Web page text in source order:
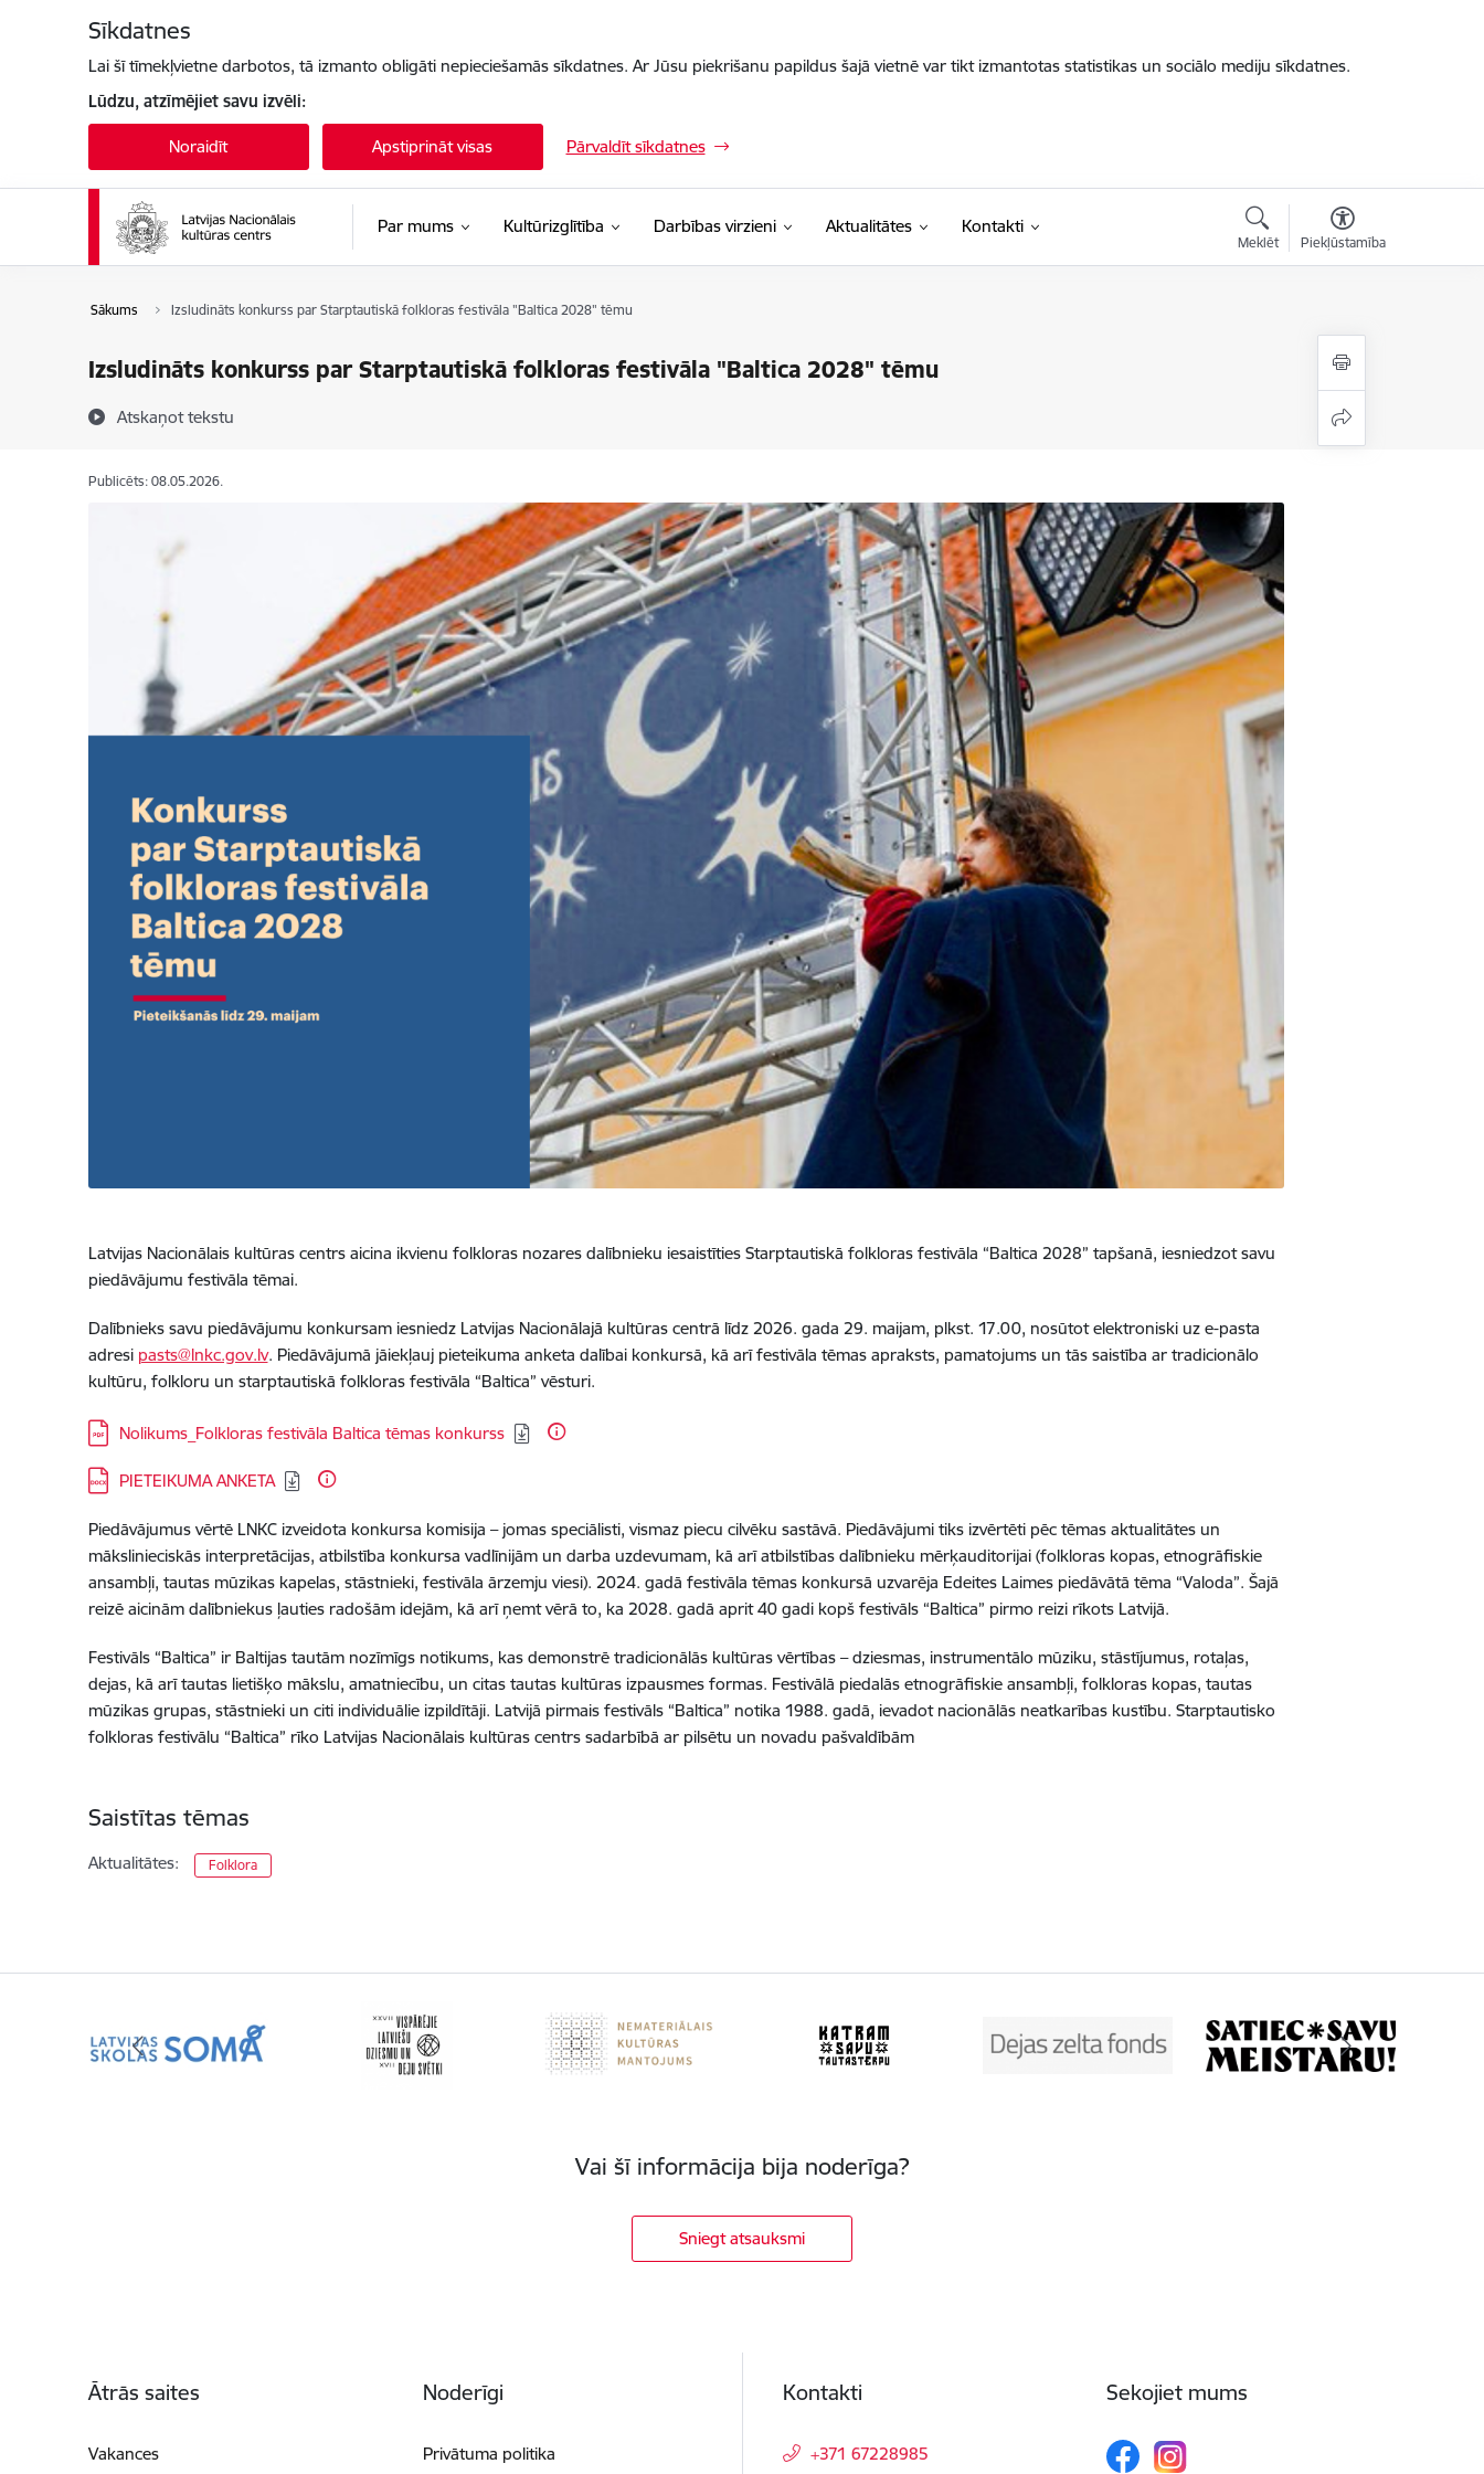
Sīkdatnes
Lai šī tīmekļvietne darbotos, tā izmanto obligāti nepieciešamās sīkdatnes. Ar Jūsu piekrišanu papildus šajā vietnē var tikt izmantotas statistikas un sociālo mediju sīkdatnes.
Lūdzu, atzīmējiet savu izvēli:
Noraidīt Apstiprināt visas Pārvaldīt sīkdatnes
Par mums Kultūrizglītība Darbības virzieni Aktualitātes Kontakti
Meklēt Piekļūstamība
Sākums Izsludināts konkurss par Starptautiskā folkloras festivāla "Baltica 2028" tēmu
Izsludināts konkurss par Starptautiskā folkloras festivāla "Baltica 2028" tēmu
Atskaņot tekstu
Publicēts: 08.05.2026.
Latvijas Nacionālais kultūras centrs aicina ikvienu folkloras nozares dalībnieku iesaistīties Starptautiskā folkloras festivāla “Baltica 2028” tapšanā, iesniedzot savu
piedāvājumu festivāla tēmai.
Dalībnieks savu piedāvājumu konkursam iesniedz Latvijas Nacionālajā kultūras centrā līdz 2026. gada 29. maijam, plkst. 17.00, nosūtot elektroniski uz e-pasta
adresi pasts@lnkc.gov.lv. Piedāvājumā jāiekļauj pieteikuma anketa dalībai konkursā, kā arī festivāla tēmas apraksts, pamatojums un tās saistība ar tradicionālo
kultūru, folkloru un starptautiskā folkloras festivāla “Baltica” vēsturi.
Lejupielādēt:
Nolikums_Folkloras festivāla Baltica tēmas konkurss
Lejupielādēt:
PIETEIKUMA ANKETA
Piedāvājumus vērtē LNKC izveidota konkursa komisija – jomas speciālisti, vismaz piecu cilvēku sastāvā. Piedāvājumi tiks izvērtēti pēc tēmas aktualitātes un
mākslinieciskās interpretācijas, atbilstība konkursa vadlīnijām un darba uzdevumam, kā arī atbilstības dalībnieku mērķauditorijai (folkloras kopas, etnogrāfiskie
ansambļi, tautas mūzikas kapelas, stāstnieki, festivāla ārzemju viesi). 2024. gadā festivāla tēmas konkursā uzvarēja Edeites Laimes piedāvātā tēma “Valoda”. Šajā
reizē aicinām dalībniekus ļauties radošām idejām, kā arī ņemt vērā to, ka 2028. gadā aprit 40 gadi kopš festivāls “Baltica” pirmo reizi rīkots Latvijā.
Festivāls “Baltica” ir Baltijas tautām nozīmīgs notikums, kas demonstrē tradicionālās kultūras vērtības – dziesmas, instrumentālo mūziku, stāstījumus, rotaļas,
dejas, kā arī tautas lietišķo mākslu, amatniecību, un citas tautas kultūras izpausmes formas. Festivālā piedalās etnogrāfiskie ansambļi, folkloras kopas, tautas
mūzikas grupas, stāstnieki un citi individuālie izpildītāji. Latvijā pirmais festivāls “Baltica” notika 1988. gadā, ievadot nacionālās neatkarības kustību. Starptautisko
folkloras festivālu “Baltica” rīko Latvijas Nacionālais kultūras centrs sadarbībā ar pilsētu un novadu pašvaldībām
Saistītas tēmas
Aktualitātes: Folklora
Vai šī informācija bija noderīga?
Sniegt atsauksmi
Ātrās saites
Vakances
Noderīgi
Privātuma politika
Kontakti
+371 67228985
Sekojiet mums